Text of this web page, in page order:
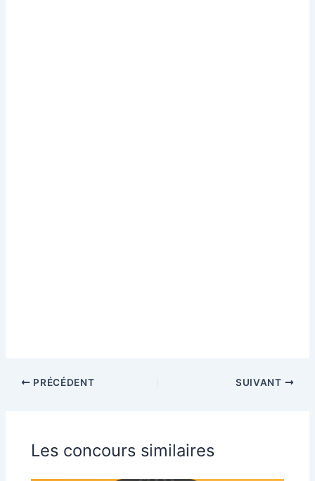
PRÉCÉDENT SUIVANT
Les concours similaires